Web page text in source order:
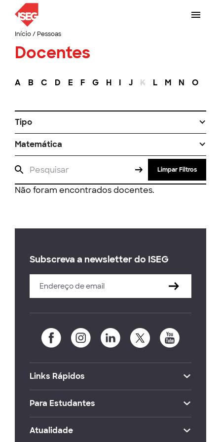
Início/ Pessoas
Docentes
A B C D E F G H I J K L M N O
Tipo
Matemática
Limpar Filtros
Não foram encontrados docentes.
Subscreva a newsletter do ISEG
Links Rápidos
Para Estudantes
Atualidade